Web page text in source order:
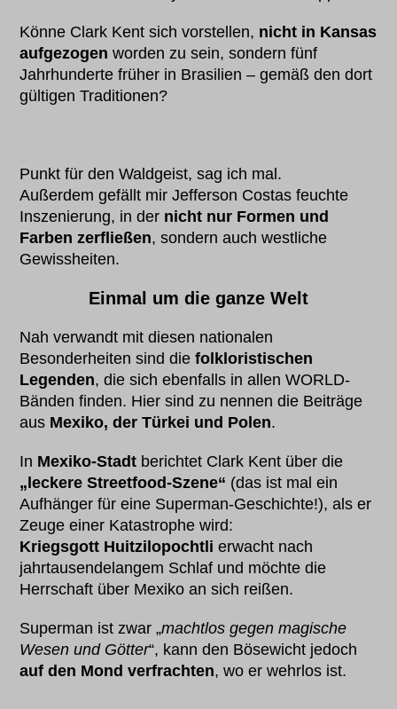
Könne Clark Kent sich vorstellen, nicht in Kansas
aufgezogen worden zu sein, sondern fünf
Jahrhunderte früher in Brasilien – gemäß den dort
gültigen Traditionen?
Punkt für den Waldgeist, sag ich mal.
Außerdem gefällt mir Jefferson Costas feuchte
Inszenierung, in der nicht nur Formen und
Farben zerfließen, sondern auch westliche
Gewissheiten.
Einmal um die ganze Welt
Nah verwandt mit diesen nationalen
Besonderheiten sind diefolkloristischen
Legenden, die sich ebenfalls in allen WORLD-
Bänden finden. Hier sind zu nennen die Beiträge
aus Mexiko, der Türkei und Polen.
In Mexiko-Stadt berichtet Clark Kent über die
„leckere Streetfood-Szene“ (das ist mal ein
Aufhänger für eine Superman-Geschichte!), als er
Zeuge einer Katastrophe wird:
Kriegsgott Huitzilopochtli erwacht nach
jahrtausendelangem Schlaf und möchte die
Herrschaft über Mexiko an sich reißen.
Superman ist zwar „machtlos gegen magische
Wesen und Götter“, kann den Bösewicht jedoch
auf den Mond verfrachten, wo er wehrlos ist.